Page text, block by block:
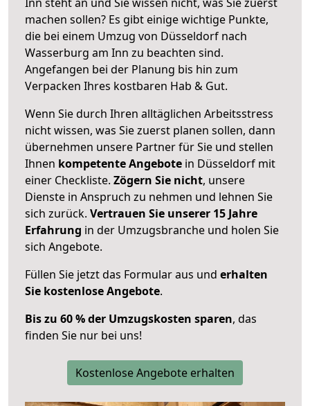
machen sollen? Es gibt einige wichtige Punkte,
die bei einem Umzug von Düsseldorf nach
Wasserburg am Inn zu beachten sind.
Angefangen bei der Planung bis hin zum
Verpacken Ihres kostbaren Hab & Gut.
Wenn Sie durch Ihren alltäglichen Arbeitsstress
nicht wissen, was Sie zuerst planen sollen, dann
übernehmen unsere Partner für Sie und stellen
Ihnen kompetente Angebote in Düsseldorf mit
einer Checkliste. Zögern Sie nicht, unsere
Dienste in Anspruch zu nehmen und lehnen Sie
sich zurück. Vertrauen Sie unserer 15 Jahre
Erfahrung in der Umzugsbranche und holen Sie
sich Angebote.
Füllen Sie jetzt das Formular aus und erhalten
Sie kostenlose Angebote.
Bis zu 60 % der Umzugskosten sparen, das
finden Sie nur bei uns!
Kostenlose Angebote erhalten